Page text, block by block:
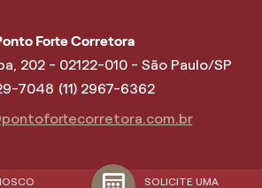
SOLICITE UMA
Forte Corretora
202 - 02122-010 - São Paulo/SP
7048 (11) 2967-6362